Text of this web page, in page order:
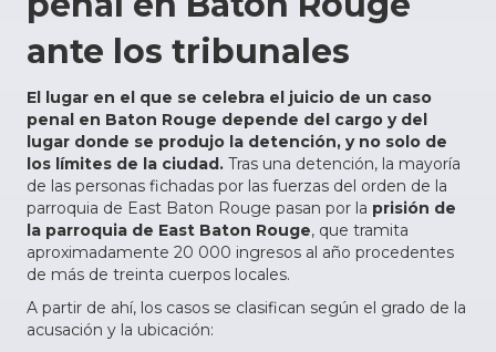
ante los tribunales
El lugar en el que se celebra el juicio de un caso
penal en Baton Rouge depende del cargo y del
lugar donde se produjo la detención, y no solo de
los límites de la ciudad. Tras una detención, la mayoría
de las personas fichadas por las fuerzas del orden de la
parroquia de East Baton Rouge pasan por la prisión de
la parroquia de East Baton Rouge, que tramita
aproximadamente 20 000 ingresos al año procedentes
de más de treinta cuerpos locales.
A partir de ahí, los casos se clasifican según el grado de la
acusación y la ubicación: